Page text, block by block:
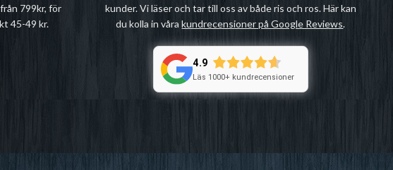
799kr, för
45-49 kr.
kunder. Vi läser och tar till oss av både ris och ros. Här kan
du kolla in vårakundrecensioner på Google Reviews.
4.9
Läs 1000+ kundrecensioner